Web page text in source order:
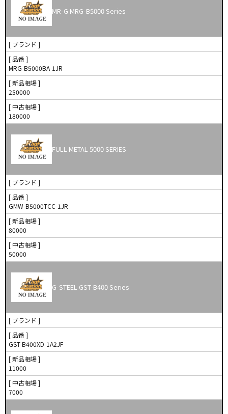
MR-G MRG-B5000 Series
[ ブランド ]
[ 品番 ]
MRG-B5000BA-1JR
[ 新品相場 ]
250000
[ 中古相場 ]
180000
FULL METAL 5000 SERIES
[ ブランド ]
[ 品番 ]
GMW-B5000TCC-1JR
[ 新品相場 ]
80000
[ 中古相場 ]
50000
G-STEEL GST-B400 Series
[ ブランド ]
[ 品番 ]
GST-B400XD-1A2JF
[ 新品相場 ]
11000
[ 中古相場 ]
7000